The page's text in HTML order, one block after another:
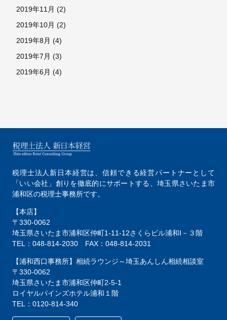
2019年11月 (2)
2019年10月 (2)
2019年8月 (4)
2019年7月 (3)
2019年6月 (4)
税理士法人新日本経営は、信頼できる経営パートナーとして
「いい会社」創りを徹底的にサポートする、 埼玉県さいたま市
浦和区の税理士事務所です。
【本店】
〒330-0062
埼玉県さいたま市浦和区仲町1-11-12さくらビル浦和Ⅰ－３階
TEL：048-814-2030
FAX：048-814-2031
【浦和西口事務所】相続ラウンジ～埼玉あんしん相続相談室
〒330-0062
埼玉県さいたま市浦和区仲町2-5-1
ロイヤルパインズホテル浦和１階
TEL：0120-814-340